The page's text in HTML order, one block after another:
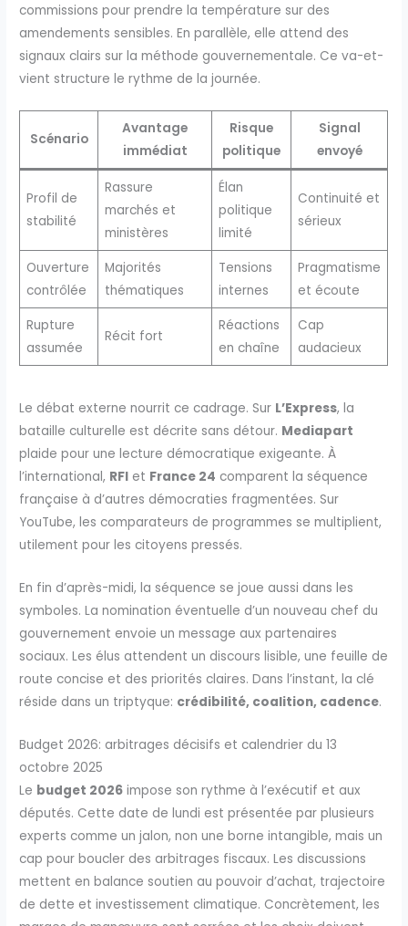
commissions pour prendre la température sur des
amendements sensibles. En parallèle, elle attend des
signaux clairs sur la méthode gouvernementale. Ce va-et-
vient structure le rythme de la journée.
Scénario
Avantage
immédiat
Risque
politique
Signal
envoyé
Profil de
stabilité
Rassure
marchés et
ministères
Élan
politique
limité
Continuité et
sérieux
Ouverture
contrôlée
Majorités
thématiques
Tensions
internes
Pragmatisme
et écoute
Rupture
assumée
Récit fort
Réactions
en chaîne
Cap
audacieux
Le débat externe nourrit ce cadrage. Sur L’Express, la
bataille culturelle est décrite sans détour. Mediapart
plaide pour une lecture démocratique exigeante. À
l’international, RFI et France 24 comparent la séquence
française à d’autres démocraties fragmentées. Sur
YouTube, les comparateurs de programmes se multiplient,
utilement pour les citoyens pressés.
En fin d’après-midi, la séquence se joue aussi dans les
symboles. La nomination éventuelle d’un nouveau chef du
gouvernement envoie un message aux partenaires
sociaux. Les élus attendent un discours lisible, une feuille de
route concise et des priorités claires. Dans l’instant, la clé
réside dans un triptyque: crédibilité, coalition, cadence.
Budget 2026: arbitrages décisifs et calendrier du 13
octobre 2025
Le budget 2026 impose son rythme à l’exécutif et aux
députés. Cette date de lundi est présentée par plusieurs
experts comme un jalon, non une borne intangible, mais un
cap pour boucler des arbitrages fiscaux. Les discussions
mettent en balance soutien au pouvoir d’achat, trajectoire
de dette et investissement climatique. Concrètement, les